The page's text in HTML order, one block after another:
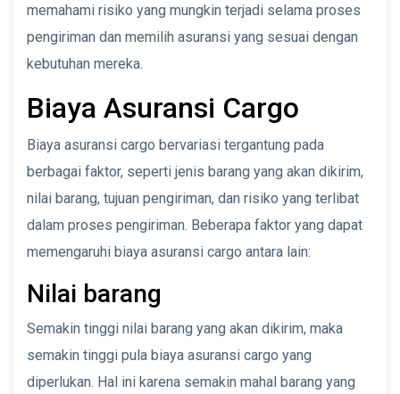
memahami risiko yang mungkin terjadi selama proses
pengiriman dan memilih asuransi yang sesuai dengan
kebutuhan mereka.
Biaya Asuransi Cargo
Biaya asuransi cargo bervariasi tergantung pada
berbagai faktor, seperti jenis barang yang akan dikirim,
nilai barang, tujuan pengiriman, dan risiko yang terlibat
dalam proses pengiriman. Beberapa faktor yang dapat
memengaruhi biaya asuransi cargo antara lain:
Nilai barang
Semakin tinggi nilai barang yang akan dikirim, maka
semakin tinggi pula biaya asuransi cargo yang
diperlukan. Hal ini karena semakin mahal barang yang